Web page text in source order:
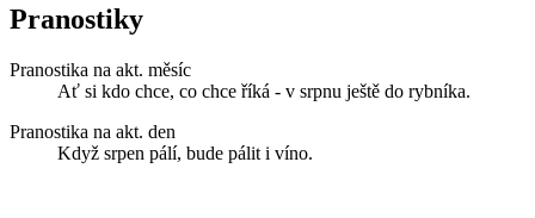
Pranostiky
Pranostika na akt. měsíc
Ať si kdo chce, co chce říká - v srpnu ještě do rybníka.
Pranostika na akt. den
Když srpen pálí, bude pálit i víno.